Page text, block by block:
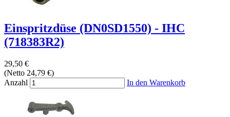
Einspritzdüse (DN0SD1550) - IHC
(718383R2)
29,50 €
(Netto 24,79 €)
Anzahl
In den Warenkorb